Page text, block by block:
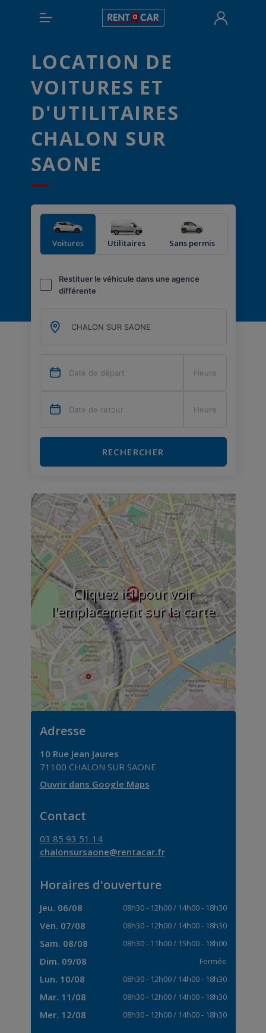
LOCATION DE
VOITURES ET
D'UTILITAIRES
CHALON SUR
SAONE
Voitures Utilitaires Sans permis
Restituer le véhicule dans une agence
différente
RECHERCHER
Cliquez ici pour voir
l'emplacement sur la carte
Adresse
10 Rue Jean Jaures
71100 CHALON SUR SAONE
Ouvrir dans Google Maps
Contact
03 85 93 51 14
chalonsursaone@rentacar.fr
Horaires d'ouverture
Jeu. 06/08 08h30- 12h00/ 14h00- 18h30
Ven. 07/08 08h30- 12h00/ 14h00- 18h30
Sam. 08/08 08h30- 11h00/ 15h00- 18h00
Dim. 09/08 Fermée
Lun. 10/08 08h30- 12h00/ 14h00- 18h30
Mar. 11/08 08h30- 12h00/ 14h00- 18h30
Mer. 12/08 08h30- 12h00/ 14h00- 18h30